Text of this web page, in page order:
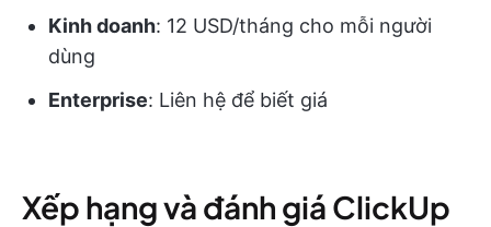
Kinh doanh: 12 USD/tháng cho mỗi người
dùng
Enterprise: Liên hệ để biết giá
Xếp hạng và đánh giá ClickUp